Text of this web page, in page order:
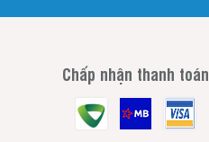
Chấp nhận thanh toán